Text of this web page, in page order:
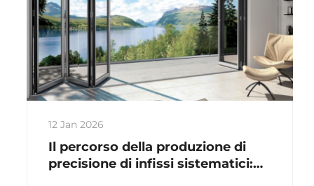
12 Jan 2026
Il percorso della produzione di
precisione di infissi sistematici: